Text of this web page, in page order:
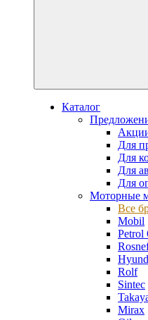
Каталог
Для
Для
Для
Для
Моторные
Все
Mobil
Petrol
Rolf
Sintec
Mirax